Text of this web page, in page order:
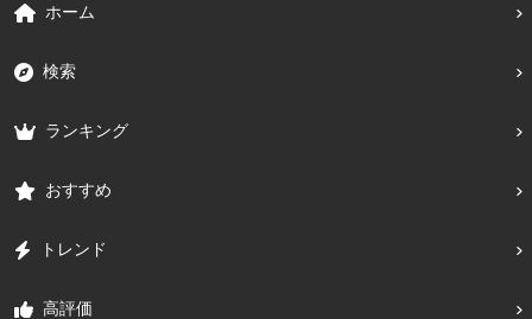
ホーム
検索
ランキング
おすすめ
トレンド
高評価